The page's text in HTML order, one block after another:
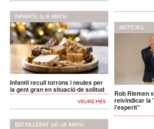
INFANTIL (1-6 ANYS)
Infantil recull torrons i neules per
la gent gran en situació de solitud
VEURE MÉS
BATXILLERAT (16-18 ANYS)
NOTÍCIES
Rob Riemen
reivindicar la
l'esperit"